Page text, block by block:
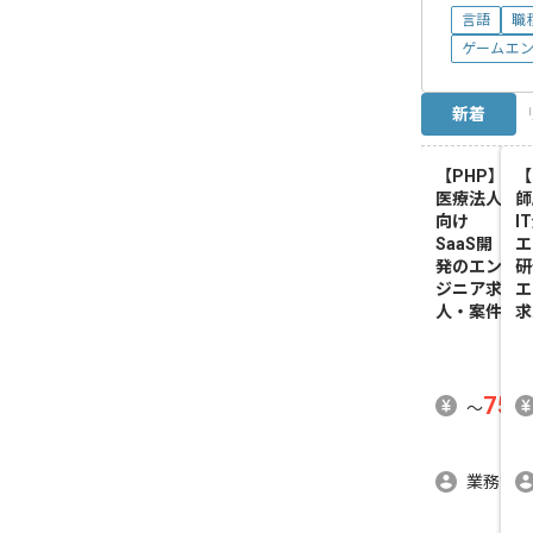
言語
職
ゲームエ
新着
【PHP】
医療法人
向け
SaaS開
発のエン
ジニア求
人・案件
〜
業務委託